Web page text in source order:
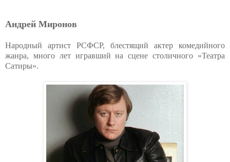
Андрей Миронов
Народный артист РСФСР, блестящий актер комедийного
жанра, много лет игравший на сцене столичного «Театра
Сатиры».